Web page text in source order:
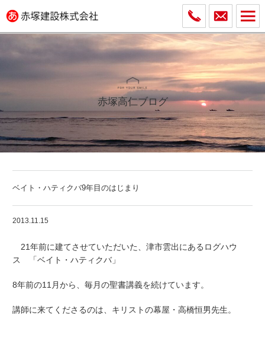
赤塚高仁ブログ
ベイト・ハティクバ9年目のはじまり
2013.11.15
21年前に建てさせていただいた、津市雲出にあるログハウ
ス 「ベイト・ハティクバ」
8年前の11月から、毎月の聖書講義を続けています。
講師に来てくださるのは、 キリストの幕屋・高橋恒男先生。